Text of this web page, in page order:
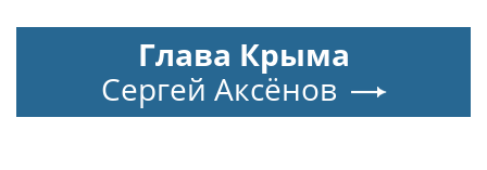
Глава Крыма
Сергей Аксёнов